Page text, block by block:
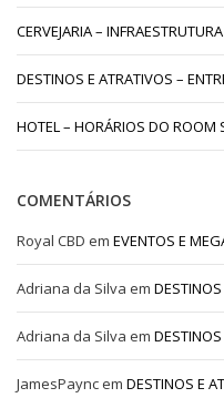
CERVEJARIA –
DESTINOS E ATRATIVOS –
HOTEL – HORÁRIOS DO ROOM
COMENTÁRIOS
Royal CBD em EVENTOS E
Adriana da Silva em
Adriana da Silva em
JamesPaync em DESTINOS E